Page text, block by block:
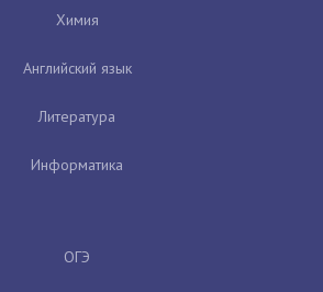
Химия
Английский язык
Литература
Информатика
ОГЭ